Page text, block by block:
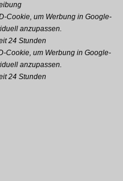
Cookie, um Werbung in Google-
anzupassen.
24 Stunden
Cookie, um Werbung in Google-
anzupassen.
24 Stunden